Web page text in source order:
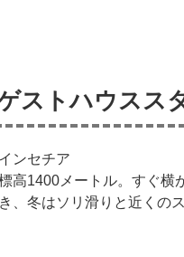
ストハウスス
ンセチア
高1400メートル。すぐ横
、冬はソリ滑りと近くの